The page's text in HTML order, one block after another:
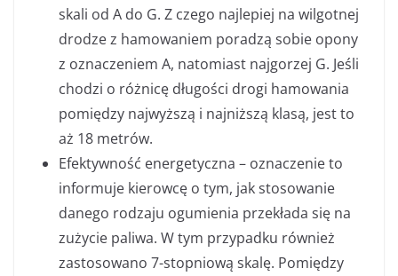
skali od A do G. Z czego najlepiej na wilgotnej
drodze z hamowaniem poradzą sobie opony
z oznaczeniem A, natomiast najgorzej G. Jeśli
chodzi o różnicę długości drogi hamowania
pomiędzy najwyższą i najniższą klasą, jest to
aż 18 metrów.
Efektywność energetyczna – oznaczenie to
informuje kierowcę o tym, jak stosowanie
danego rodzaju ogumienia przekłada się na
zużycie paliwa. W tym przypadku również
zastosowano 7-stopniową skalę. Pomiędzy